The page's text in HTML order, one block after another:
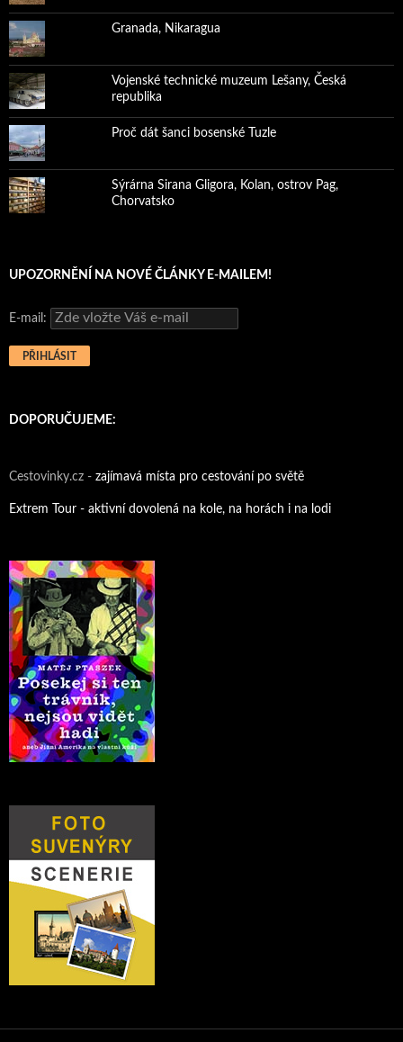
Granada, Nikaragua
Vojenské technické muzeum Lešany, Česká
republika
Proč dát šanci bosenské Tuzle
Sýrárna Sirana Gligora, Kolan, ostrov Pag,
Chorvatsko
UPOZORNĚNÍ NA NOVÉ ČLÁNKY E-MAILEM!
E-mail:
DOPORUČUJEME:
Cestovinky.cz - zajímavá místa pro cestování po světě
Extrem Tour - aktivní dovolená na kole, na horách i na lodi